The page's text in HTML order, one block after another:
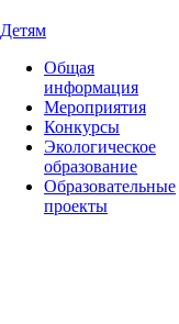
Детям
Общая
информация
Мероприятия
Конкурсы
Экологическое
образование
Образовательные
проекты